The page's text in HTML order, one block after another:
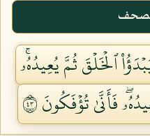
ٱلۡخَلۡقَ ثُمَّ يُعِيدُهُۥۚ
فَأَنَّىٰ تُؤۡفَكُونَ ٣٤